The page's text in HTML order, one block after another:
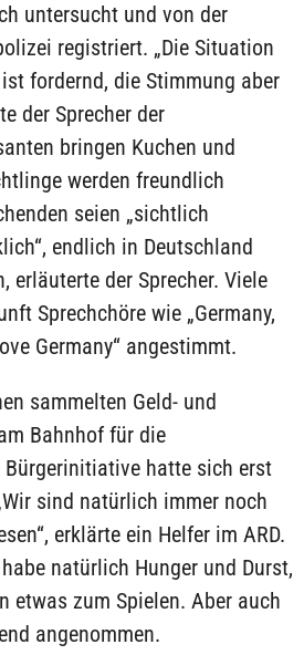
untersucht und von der
registriert. „Die Situation
fordernd, die Stimmung aber
der Sprecher der
bringen Kuchen und
werden freundlich
seien „sichtlich
endlich in Deutschland
erläuterte der Sprecher. Viele
Sprechchöre wie „Germany,
Germany“ angestimmt.
sammelten Geld- und
Bahnhof für die
Bürgerinitiative hatte sich erst
sind natürlich immer noch
erklärte ein Helfer im ARD.
natürlich Hunger und Durst,
etwas zum Spielen. Aber auch
angenommen.